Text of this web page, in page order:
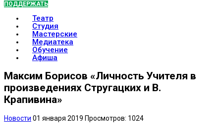
ПОДДЕРЖАТЬ
Театр
Студия
Мастерские
Медиатека
Обучение
Афиша
Максим Борисов «Личность Учителя в
произведениях Стругацких и В.
Крапивина»
Новости 01 января 2019 Просмотров: 1024